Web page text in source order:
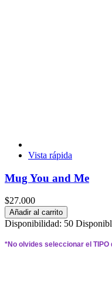
Vista rápida
Mug You and Me
$27.000
Añadir al carrito
Disponibilidad: 50
*No olvides seleccionar el TIPO